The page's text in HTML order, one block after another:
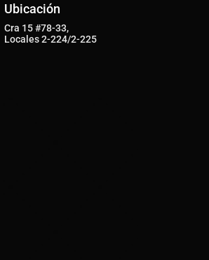
Ubicación
Cra 15 #78-33,
Locales 2-224/2-225